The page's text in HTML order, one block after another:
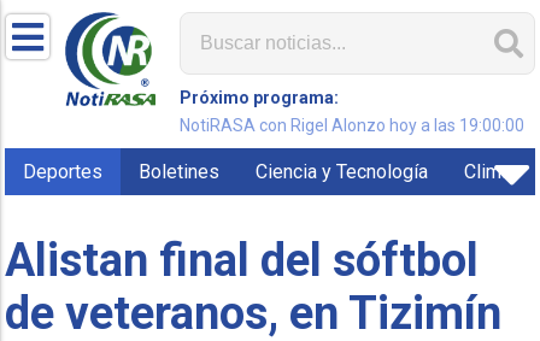
Próximo programa:
NotiRASA con Rigel Alonzo hoy a las 19:00:00
Deportes Boletines Ciencia y Tecnología Clima
Alistan final del sóftbol
de veteranos, en Tizimín